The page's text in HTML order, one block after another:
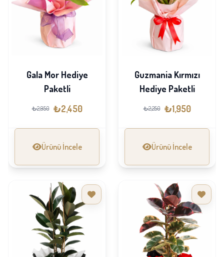
Gala Mor Hediye
Paketli
₺2,950 ₺2,450
Ürünü İncele
Guzmania Kırmızı
Hediye Paketli
₺2,250 ₺1,950
Ürünü İncele